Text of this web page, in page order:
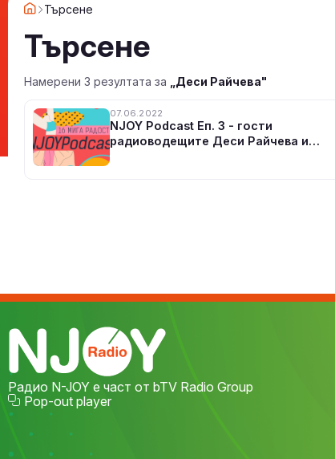
Търсене
Търсене
Намерени 3 резултата за „Деси Райчева"
07.06.2022
NJOY Podcast Еп. 3 - гости
радиоводещите Деси Райчева и
Радио N-JOY е част от bTV Radio Group
Pop-out player